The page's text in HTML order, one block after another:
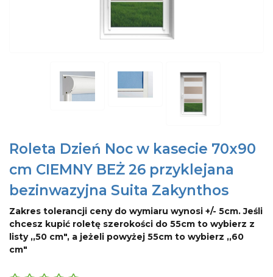
Roleta Dzień Noc w kasecie 70x90
cm CIEMNY BEŻ 26 przyklejana
bezinwazyjna Suita Zakynthos
Zakres tolerancji ceny do wymiaru wynosi +/- 5cm. Jeśli
chcesz kupić roletę szerokości do 55cm to wybierz z
listy ,,50 cm", a jeżeli powyżej 55cm to wybierz ,,60
cm"